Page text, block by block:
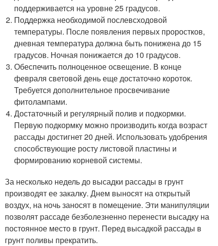
поддерживается на уровне 25 градусов.
Поддержка необходимой послевсходовой
температуры. После появления первых проростков,
дневная температура должна быть понижена до 15
градусов. Ночная понижается до 10 градусов.
Обеспечить полноценное освещение. В конце
февраля световой день еще достаточно короток.
Требуется дополнительное просвечивание
фитолампами.
Достаточный и регулярный полив и подкормки.
Первую подкормку можно производить когда возраст
рассады достигнет 20 дней. Использовать удобрения
способствующие росту листовой пластины и
формированию корневой системы.
За несколько недель до высадки рассады в грунт
производят ее закалку. Днем выносят на открытый
воздух, на ночь заносят в помещение. Эти манипуляции
позволят рассаде безболезненно перенести высадку на
постоянное место в грунт. Перед высадкой рассады в
грунт поливы прекратить.